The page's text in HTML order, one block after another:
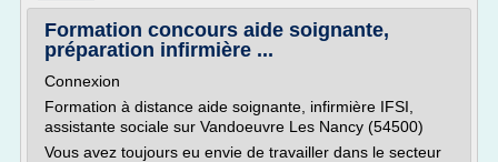
Formation concours aide soignante,
préparation infirmière ...
Connexion
Formation à distance aide soignante, infirmière IFSI,
assistante sociale sur Vandoeuvre Les Nancy (54500)
Vous avez toujours eu envie de travailler dans le secteur